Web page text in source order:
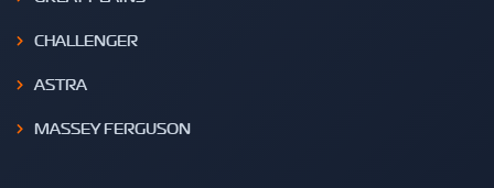
CHALLENGER
ASTRA
MASSEY FERGUSON